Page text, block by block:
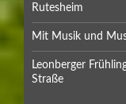
Rutesheim
Mit Musik und
Leonberger
Straße